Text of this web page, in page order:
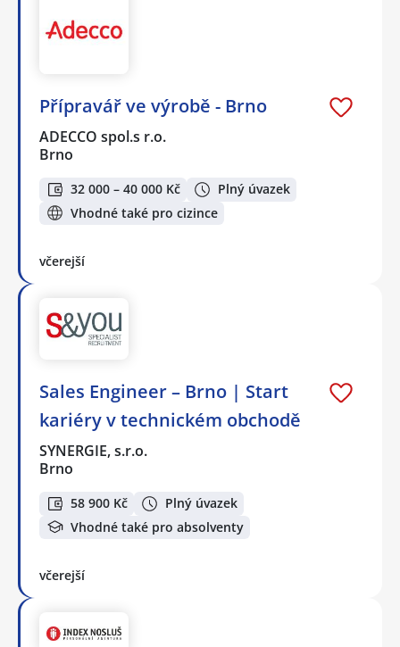
Přípravář ve výrobě - Brno
ADECCO spol.s r.o.
Brno
32 000 – 40 000 Kč
Plný úvazek
Vhodné také pro cizince
včerejší
Sales Engineer – Brno | Start
kariéry v technickém obchodě
SYNERGIE, s.r.o.
Brno
58 900 Kč
Plný úvazek
Vhodné také pro absolventy
včerejší